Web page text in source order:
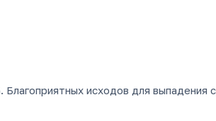
исходов для выпадения